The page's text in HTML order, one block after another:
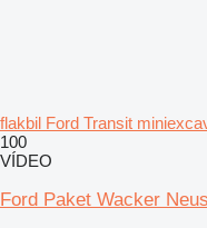
flakbil Ford Transit
100
VÍDEO
Ford Paket Wacker